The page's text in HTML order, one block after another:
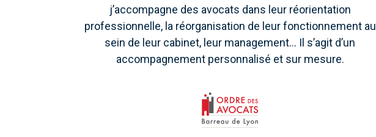
j’accompagne des avocats dans leur réorientation
professionnelle, la réorganisation de leur fonctionnement au
sein de leur cabinet, leur management... Il s’agit d’un
accompagnement personnalisé et sur mesure.